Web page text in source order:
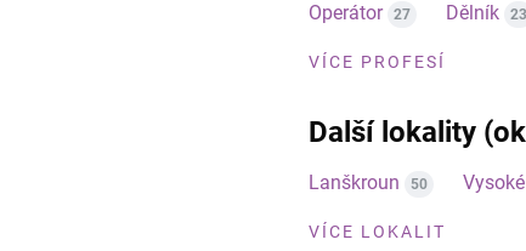
Operátor 27 Dělník 23
VÍCE PROFESÍ
Další lokality
Lanškroun 50
VÍCE LOKALIT